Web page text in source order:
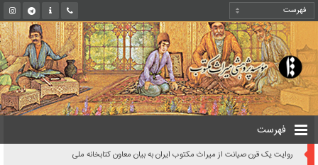
فهرست
روایت یک قرن صیانت از میراث مکتوب ایران به بیان معاون کتابخانه ملی